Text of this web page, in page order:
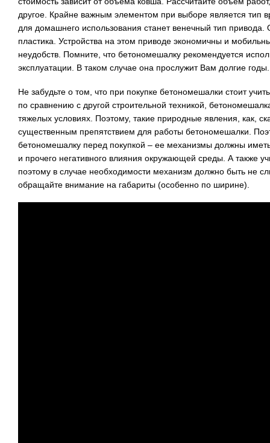
другое. Крайне важным элементом при выборе является
для домашнего использования станет венечный тип привода.
пластика. Устройства на этом приводе экономичны и
неудобств. Помните, что бетономешалку рекомендуется
эксплуатации. В таком случае она прослужит Вам долгие годы.
Не забудьте о том, что при покупке бетономешалки стоит
по сравнению с другой строительной техникой,
тяжелых условиях. Поэтому, такие природные явления, как,
существенным препятствием для работы бетономешалки.
бетономешалку перед покупкой – ее механизмы должны
и прочего негативного влияния окружающей среды. А также
поэтому в случае необходимости механизм должно быть не
обращайте внимание на габариты (особенно по ширине).